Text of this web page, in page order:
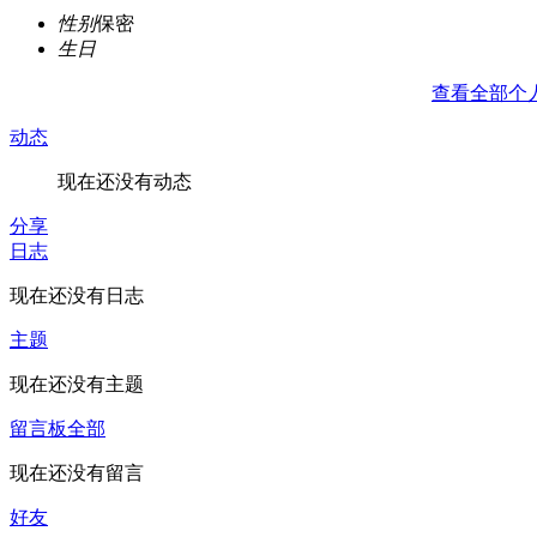
性别保密
生日
查看全部个
动态
现在还没有动态
分享
日志
现在还没有日志
主题
现在还没有主题
留言板全部
现在还没有留言
好友